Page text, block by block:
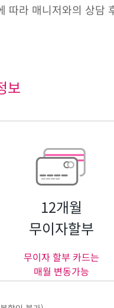
따라 매니저와의 상담
보
12개월
무이자할부
무이자 할부 카드는
매월 변동가능